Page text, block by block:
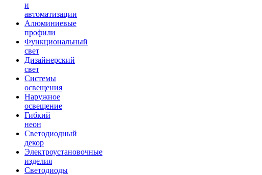
и
автоматизации
Алюминиевые
профили
Функциональный
свет
Дизайнерский
свет
Системы
освещения
Наружное
освещение
Гибкий
неон
Светодиодный
декор
Электроустановочные
изделия
Светодиоды